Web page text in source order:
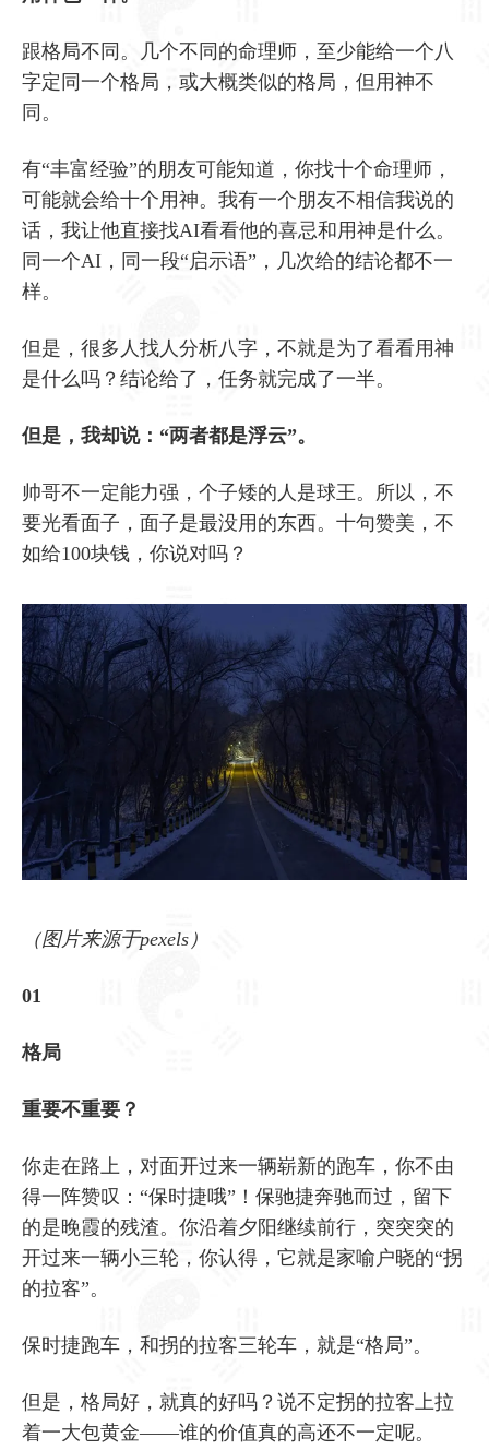
跟格局不同。几个不同的命理师，至少能给一个八
字定同一个格局，或大概类似的格局，但用神不
同。
有“丰富经验”的朋友可能知道，你找十个命理师，
可能就会给十个用神。我有一个朋友不相信我说的
话，我让他直接找AI看看他的喜忌和用神是什么。
同一个AI，同一段“启示语”，几次给的结论都不一
样。
但是，很多人找人分析八字，不就是为了看看用神
是什么吗？结论给了，任务就完成了一半。
但是，我却说：“两者都是浮云”。
帅哥不一定能力强，个子矮的人是球王。所以，不
要光看面子，面子是最没用的东西。十句赞美，不
如给100块钱，你说对吗？
（图片来源于pexels）
01
格局
重要不重要？
你走在路上，对面开过来一辆崭新的跑车，你不由
得一阵赞叹：“保时捷哦”！保驰捷奔驰而过，留下
的是晚霞的残渣。你沿着夕阳继续前行，突突突的
开过来一辆小三轮，你认得，它就是家喻户晓的“拐
的拉客”。
保时捷跑车，和拐的拉客三轮车，就是“格局”。
但是，格局好，就真的好吗？说不定拐的拉客上拉
着一大包黄金——谁的价值真的高还不一定呢。